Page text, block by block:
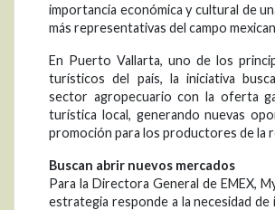
importancia económica y cultural de
más representativas del campo
En Puerto Vallarta, uno de los
turísticos del país, la iniciativa
sector agropecuario con la oferta
turística local, generando nuevas
promoción para los productores de la
Buscan abrir nuevos mercados
Para la Directora General de EMEX,
estrategia responde a la necesidad de